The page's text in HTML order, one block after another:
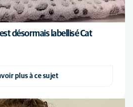
désormais labellisé Cat
plus à ce sujet